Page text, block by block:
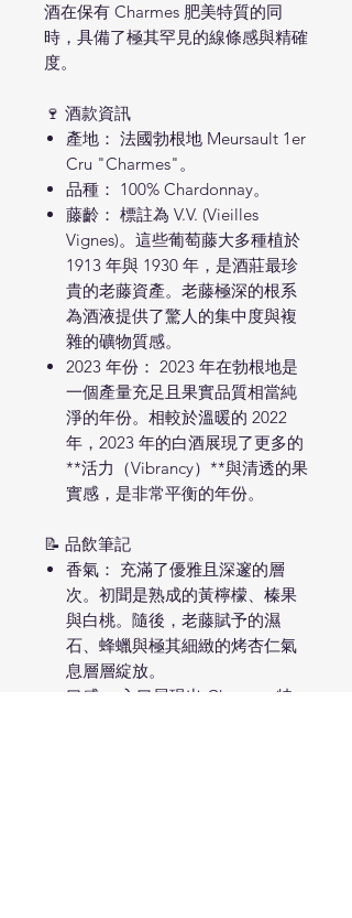
酒在保有 Charmes 肥美特質的同
時，具備了極其罕見的線條感與精確
度。
🍷 酒款資訊
產地： 法國勃根地 Meursault 1er
Cru "Charmes"。
品種： 100% Chardonnay。
藤齡： 標註為 V.V. (Vieilles
Vignes)。這些葡萄藤大多種植於
1913 年與 1930 年，是酒莊最珍
貴的老藤資產。老藤極深的根系
為酒液提供了驚人的集中度與複
雜的礦物質感。
2023 年份： 2023 年在勃根地是
一個產量充足且果實品質相當純
淨的年份。相較於溫暖的 2022
年，2023 年的白酒展現了更多的
**活力（Vibrancy）**與清透的果
實感，是非常平衡的年份。
📝 品飲筆記
香氣： 充滿了優雅且深邃的層
次。初聞是熟成的黃檸檬、榛果
與白桃。隨後，老藤賦予的濕
石、蜂蠟與極其細緻的烤杏仁氣
息層層綻放。
口感： 入口展現出 Charmes 特